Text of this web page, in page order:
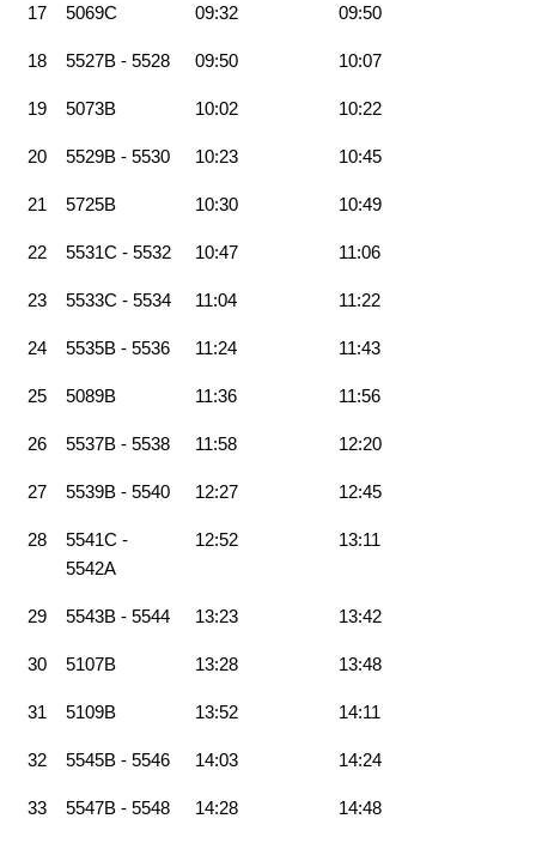
17 5069C 09:32 09:50
18 5527B - 5528 09:50 10:07
19 5073B 10:02 10:22
20 5529B - 5530 10:23 10:45
21 5725B 10:30 10:49
22 5531C - 5532 10:47 11:06
23 5533C - 5534 11:04 11:22
24 5535B - 5536 11:24 11:43
25 5089B 11:36 11:56
26 5537B - 5538 11:58 12:20
27 5539B - 5540 12:27 12:45
28
5541C -
5542A
12:52 13:11
29 5543B - 5544 13:23 13:42
30 5107B 13:28 13:48
31 5109B 13:52 14:11
32 5545B - 5546 14:03 14:24
33 5547B - 5548 14:28 14:48